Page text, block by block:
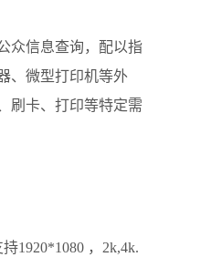
信息查询，配以指
、微型打印机等外
刷卡、打印等特定需
，2k,4k.